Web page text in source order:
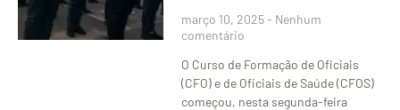
março 10, 2025 Nenhum
comentário
O Curso de Formação de Oficiais
(CFO) e de Oficiais de Saúde (CFOS)
começou, nesta segunda-feira